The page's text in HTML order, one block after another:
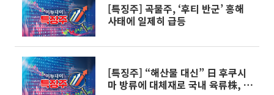
[특징주] 곡물주, ‘후티 반군’ 홍해
사태에 일제히 급등
[특징주] “해산물 대신” 日 후쿠시
마 방류에 대체재로 국내 육류株, 일